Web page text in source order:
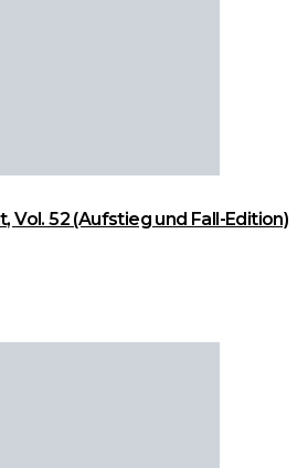
Vol. 52 (Aufstieg und Fall-Edition)